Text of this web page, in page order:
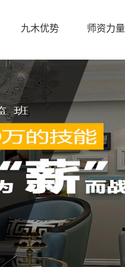
九木优势 师资力量